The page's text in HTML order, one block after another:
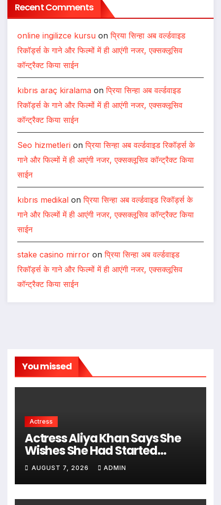
Recent Comments
online ingilizce kursu onप्रिया सिन्हा अब वर्ल्डवाइड
रिकॉर्ड्स के गाने और फिल्मों में ही आएंगी नजर, एक्सक्लूसिव
कॉन्ट्रैक्ट किया साईन
kıbrıs araç kiralama onप्रिया सिन्हा अब वर्ल्डवाइड
रिकॉर्ड्स के गाने और फिल्मों में ही आएंगी नजर, एक्सक्लूसिव
कॉन्ट्रैक्ट किया साईन
Seo hizmetleri onप्रिया सिन्हा अब वर्ल्डवाइड रिकॉर्ड्स के
गाने और फिल्मों में ही आएंगी नजर, एक्सक्लूसिव कॉन्ट्रैक्ट किया
साईन
kıbrıs medikal onप्रिया सिन्हा अब वर्ल्डवाइड रिकॉर्ड्स के
गाने और फिल्मों में ही आएंगी नजर, एक्सक्लूसिव कॉन्ट्रैक्ट किया
साईन
stake casino mirror onप्रिया सिन्हा अब वर्ल्डवाइड
रिकॉर्ड्स के गाने और फिल्मों में ही आएंगी नजर, एक्सक्लूसिव
कॉन्ट्रैक्ट किया साईन
You missed
Actress
Actress Aliya Khan Says She
Wishes She Had Started
Acting Earlier
AUGUST 7, 2026 ADMIN